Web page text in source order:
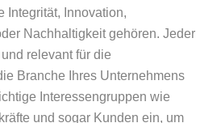
Integrität, Innovation,
Nachhaltigkeit gehören. Jeder
relevant für die
Branche Ihres Unternehmens
Interessengruppen wie
und sogar Kunden ein, um